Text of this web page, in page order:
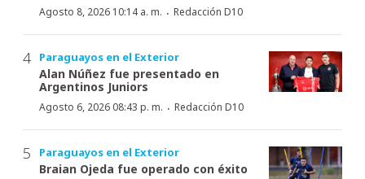
Agosto 8, 2026 10:14 a. m. · Redacción D10
Paraguayos en el Exterior
Alan Núñez fue presentado en
Argentinos Juniors
Agosto 6, 2026 08:43 p. m. · Redacción D10
Paraguayos en el Exterior
Braian Ojeda fue operado con éxito